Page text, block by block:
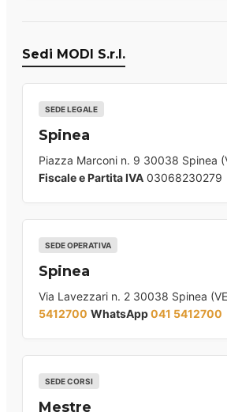
Sedi MODI S.r.l.
SEDE LEGALE
Spinea
Piazza Marconi n. 9 30038 Spinea
Fiscale e Partita IVA 03068230279
SEDE OPERATIVA
Spinea
Via Lavezzari n. 2 30038 Spinea
5412700 WhatsApp041 5412700
SEDE CORSI
Mestre